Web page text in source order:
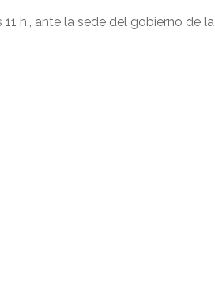
h., ante la sede del gobierno de la